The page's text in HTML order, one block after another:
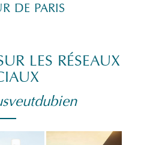
DE PARIS
LES RÉSEAUX